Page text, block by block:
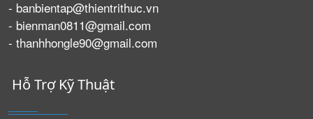
- banbientap@thientrithuc.vn
- bienman0811@gmail.com
- thanhhongle90@gmail.com
Hỗ Trợ Kỹ Thuật